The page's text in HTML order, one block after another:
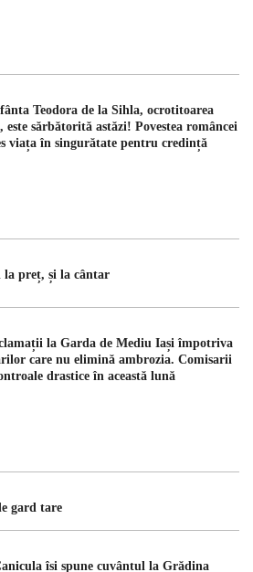
Teodora de la Sihla, ocrotitoarea
este sărbătorită astăzi! Povestea româncei
viața în singurătate pentru credință
la preț, și la cântar
la Garda de Mediu Iași împotriva
care nu elimină ambrozia. Comisarii
drastice în această lună
gard tare
își spune cuvântul la Grădina